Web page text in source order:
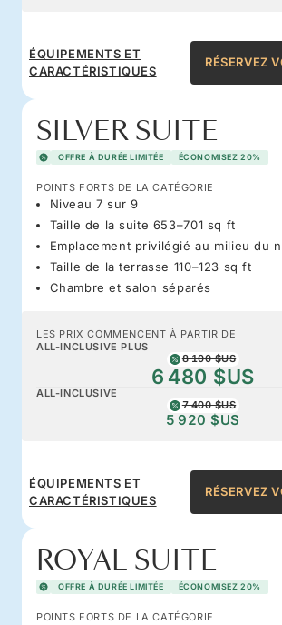
ÉQUIPEMENTS ET
CARACTÉRISTIQUES
RÉSERVEZ
SILVER SUITE
OFFRE À DURÉE LIMITÉE ÉCONOMISEZ 20%
POINTS FORTS DE LA CATÉGORIE
Niveau 7 sur 9
Taille de la suite 653–701 sq ft
Emplacement privilégié au milieu du
Taille de la terrasse 110–123 sq ft
Chambre et salon séparés
LES PRIX COMMENCENT À PARTIR DE
ALL-INCLUSIVE PLUS
8 100 $US
6 480 $US
ALL-INCLUSIVE
7 400 $US
5 920 $US
ÉQUIPEMENTS ET
CARACTÉRISTIQUES
RÉSERVEZ
ROYAL SUITE
OFFRE À DURÉE LIMITÉE ÉCONOMISEZ 20%
POINTS FORTS DE LA CATÉGORIE